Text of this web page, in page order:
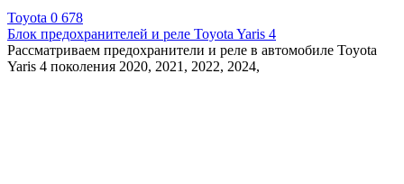
Toyota 0 678
Блок предохранителей и реле Toyota Yaris 4
Рассматриваем предохранители и реле в автомобиле Toyota
Yaris 4 поколения 2020, 2021, 2022, 2024,